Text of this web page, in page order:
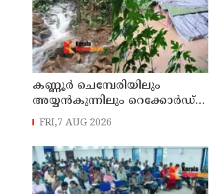
കണ്ണൂർ ചെമ്പേരിയിലും
അയ്യൻകുന്നിലും റെക്കോർഡ്
മഴ ; ഉദയഗിരിയിൽ നേരിയ
ക്യാമ്പിലേക്ക് മാറ്റി
FRI,7 AUG 2026